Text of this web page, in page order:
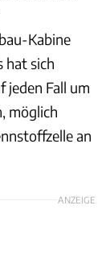
Kabine
hat sich
jeden Fall um
möglich
an
ANZEIGE